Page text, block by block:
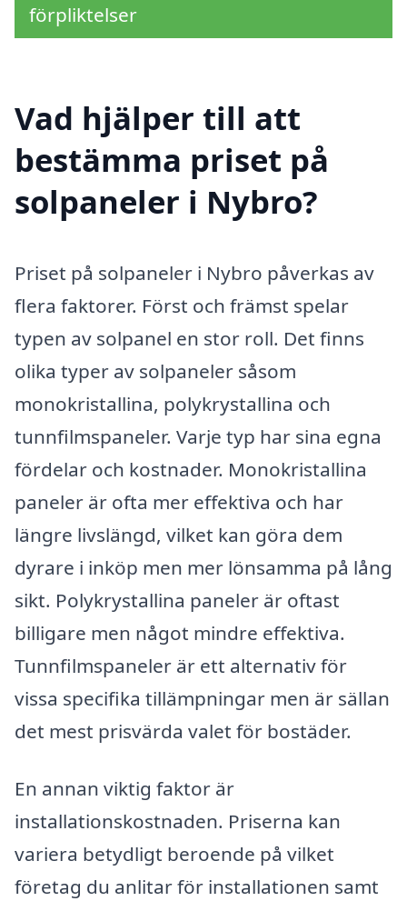
förpliktelser
Vad hjälper till att
bestämma priset på
solpaneler i Nybro?
Priset på solpaneler i Nybro påverkas av
flera faktorer. Först och främst spelar
typen av solpanel en stor roll. Det finns
olika typer av solpaneler såsom
monokristallina, polykrystallina och
tunnfilmspaneler. Varje typ har sina egna
fördelar och kostnader. Monokristallina
paneler är ofta mer effektiva och har
längre livslängd, vilket kan göra dem
dyrare i inköp men mer lönsamma på lång
sikt. Polykrystallina paneler är oftast
billigare men något mindre effektiva.
Tunnfilmspaneler är ett alternativ för
vissa specifika tillämpningar men är sällan
det mest prisvärda valet för bostäder.
En annan viktig faktor är
installationskostnaden. Priserna kan
variera betydligt beroende på vilket
företag du anlitar för installationen samt